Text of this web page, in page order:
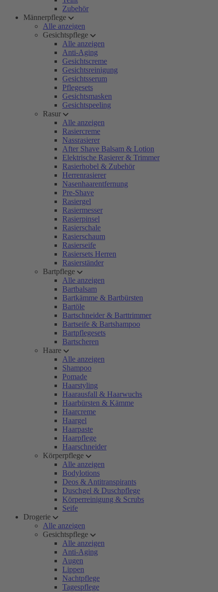
Zubehör
Männerpflege
Alle anzeigen
Gesichtspflege
Alle anzeigen
Anti-Aging
Gesichtscreme
Gesichtsreinigung
Gesichtsserum
Pflegesets
Gesichtsmasken
Gesichtspeeling
Rasur
Alle anzeigen
Rasiercreme
Nassrasierer
After Shave Balsam & Lotion
Elektrische Rasierer & Trimmer
Rasierhobel & Zubehör
Herrenrasierer
Nasenhaarentfernung
Pre-Shave
Rasiergel
Rasiermesser
Rasierpinsel
Rasierschale
Rasierschaum
Rasierseife
Rasiersets Herren
Rasierständer
Bartpflege
Alle anzeigen
Bartbalsam
Bartkämme & Bartbürsten
Bartöle
Bartschneider & Barttrimmer
Bartseife & Bartshampoo
Bartpflegesets
Bartscheren
Haare
Alle anzeigen
Shampoo
Pomade
Haarstyling
Haarausfall & Haarwuchs
Haarbürsten & Kämme
Haarcreme
Haargel
Haarpaste
Haarpflege
Haarschneider
Körperpflege
Alle anzeigen
Bodylotions
Deos & Antitranspirants
Duschgel & Duschpflege
Körperreinigung & Scrubs
Seife
Drogerie
Alle anzeigen
Gesichtspflege
Alle anzeigen
Anti-Aging
Augen
Lippen
Nachtpflege
Tagespflege